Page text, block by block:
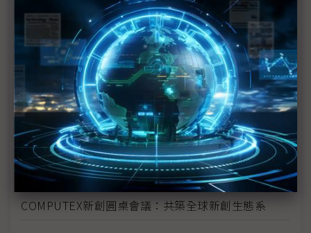
僑威聚焦充電領域 EV充電樁與無線充電吸睛
COMPUTEX
威聯通推出TVS-951X多媒體10GBASE-T NAS
ZOTAC CUP MASTERS 亞洲區決賽冠軍出爐
走出行動藩籬 高通欲以更多專用晶片打通關
聯芸科技於COMPUTEX圓滿展出固態硬碟控制晶片
COMPUTEX新創圓桌會議：共築全球新創生態系